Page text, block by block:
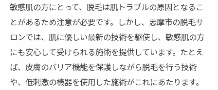
敏感肌の方にとって、脱毛は肌トラブルの原因となるこ
とがあるため注意が必要です。しかし、志摩市の脱毛サ
ロンでは、肌に優しい最新の技術を駆使し、敏感肌の方
にも安心して受けられる施術を提供しています。たとえ
ば、皮膚のバリア機能を保護しながら脱毛を行う技術
や、低刺激の機器を使用した施術がこれにあたります。